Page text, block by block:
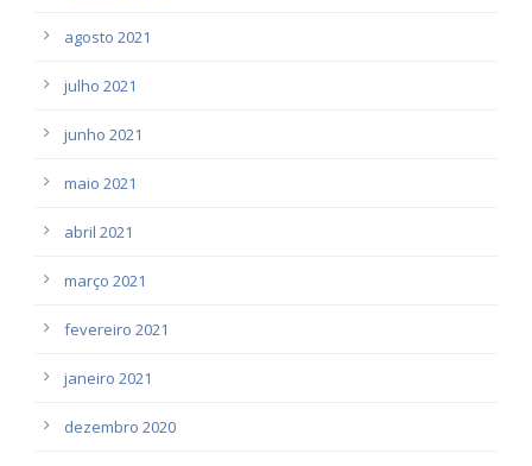
agosto 2021
julho 2021
junho 2021
maio 2021
abril 2021
março 2021
fevereiro 2021
janeiro 2021
dezembro 2020